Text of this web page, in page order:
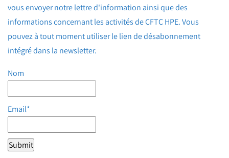
vous envoyer notre lettre d'information ainsi que des
informations concernant les activités de CFTC HPE. Vous
pouvez à tout moment utiliser le lien de désabonnement
intégré dans la newsletter.
Nom
Email*